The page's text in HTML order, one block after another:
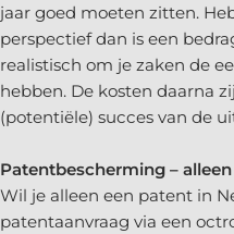
jaar goed moeten zitten.
perspectief dan is een
realistisch om je zaken de
hebben. De kosten daarna
(potentiële) succes van de
Patentbescherming –
Wil je alleen een patent in
patentaanvraag via een